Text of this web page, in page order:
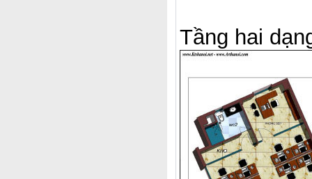
Tầng hai